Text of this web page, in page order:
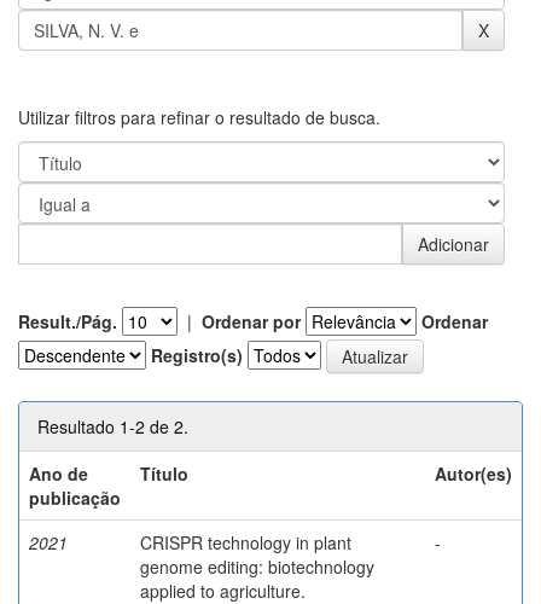
Utilizar filtros para refinar o resultado de busca.
Result./Pág. | Ordenar por
Ordenar
Registro(s)
Resultado 1-2 de 2.
Ano de
publicação
Título Autor(es)
2021
CRISPR technology in plant
genome editing: biotechnology
applied to agriculture.
-